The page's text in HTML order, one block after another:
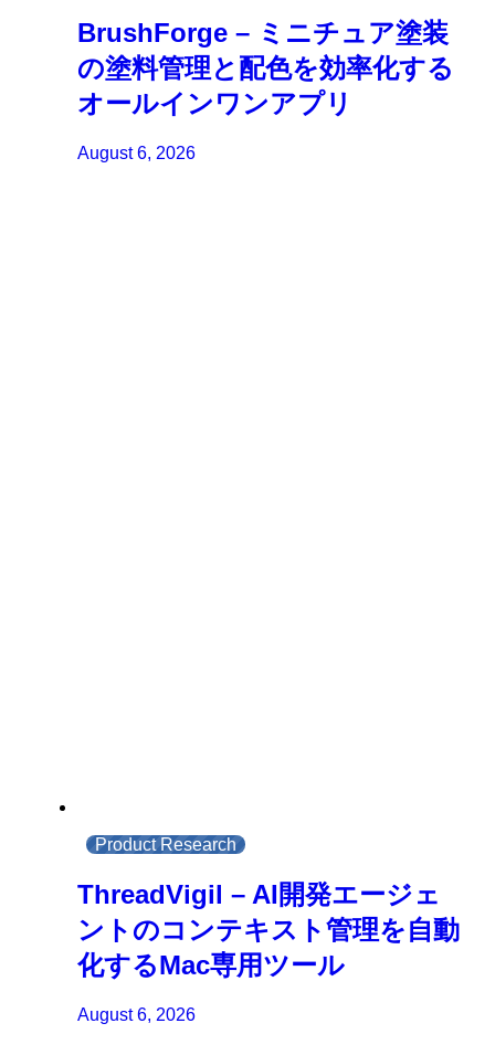
BrushForge – ミニチュア塗装
の塗料管理と配色を効率化する
オールインワンアプリ
August 6, 2026
Product Research
ThreadVigil – AI開発エージェ
ントのコンテキスト管理を自動
化するMac専用ツール
August 6, 2026